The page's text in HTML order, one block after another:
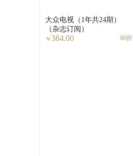
大众电视（1年共24期）
（杂志订阅）
￥ 384.00 80折